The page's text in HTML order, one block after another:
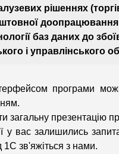
рішеннях
баз даних до
і управлінського
програми
загальну презентацію
у вас залишились
1С зв'яжіться з нами.